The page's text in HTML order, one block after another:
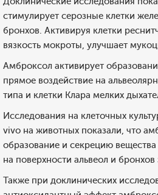
стимулирует серозные клетки
бронхов. Активируя клетки
вязкость мокроты, улучшает
Амброксол активирует
прямое воздействие на
типа и клетки Клара мелких
Исследования на клеточных
vivo на животных показали, что
образование и секрецию вещества
на поверхности альвеол и
Также при доклинических